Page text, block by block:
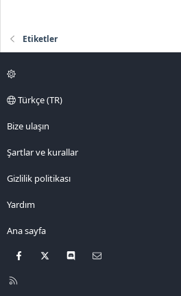
Etiketler
Türkçe (TR)
Bize ulaşın
Şartlar ve kurallar
Gizlilik politikası
Yardım
Ana sayfa
Facebook Discord
R